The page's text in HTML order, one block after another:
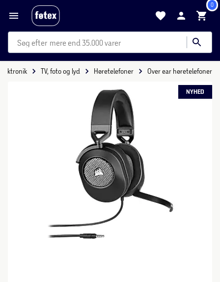
0
mere end 35.000 varer
TV, foto og lyd Høretelefoner Over ear høretelefoner
NYHED